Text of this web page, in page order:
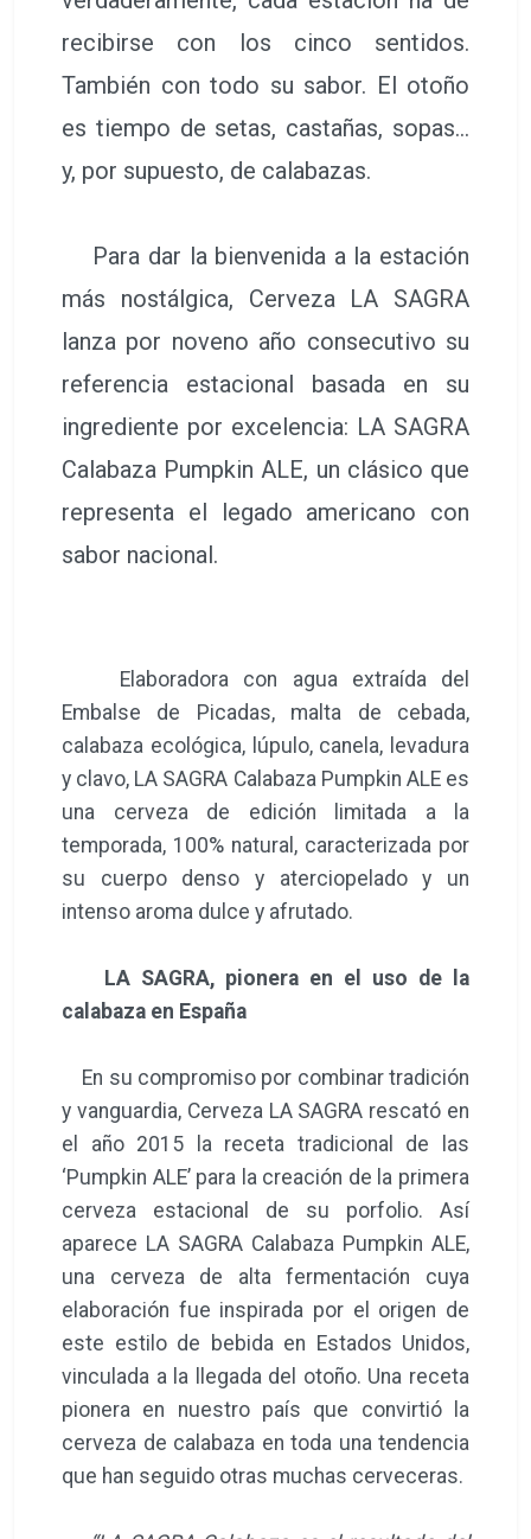
recibirse con los cinco sentidos.
También con todo su sabor. El otoño
es tiempo de setas, castañas, sopas…
y, por supuesto, de calabazas.
Para dar la bienvenida a la estación
más nostálgica, Cerveza LA SAGRA
lanza por noveno año consecutivo su
referencia estacional basada en su
ingrediente por excelencia: LA SAGRA
Calabaza Pumpkin ALE, un clásico que
representa el legado americano con
sabor nacional.
Elaboradora con agua extraída del
Embalse de Picadas, malta de cebada,
calabaza ecológica, lúpulo, canela, levadura
y clavo, LA SAGRA Calabaza Pumpkin ALE es
una cerveza de edición limitada a la
temporada, 100% natural, caracterizada por
su cuerpo denso y aterciopelado y un
intenso aroma dulce y afrutado.
LA SAGRA, pionera en el uso de la
calabaza en España
En su compromiso por combinar tradición
y vanguardia, Cerveza LA SAGRA rescató en
el año 2015 la receta tradicional de las
‘Pumpkin ALE’ para la creación de la primera
cerveza estacional de su porfolio. Así
aparece LA SAGRA Calabaza Pumpkin ALE,
una cerveza de alta fermentación cuya
elaboración fue inspirada por el origen de
este estilo de bebida en Estados Unidos,
vinculada a la llegada del otoño. Una receta
pionera en nuestro país que convirtió la
cerveza de calabaza en toda una tendencia
que han seguido otras muchas cerveceras.